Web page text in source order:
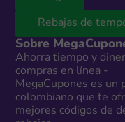
Rebajas de
Sobre
Ahorra tiempo y
compras en línea -
MegaCupones es un
colombiano que te
mejores códigos de